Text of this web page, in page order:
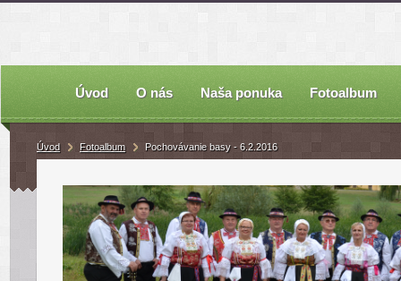
Úvod O nás Naša ponuka Fotoalbum
Úvod Fotoalbum Pochovávanie basy - 6.2.2016